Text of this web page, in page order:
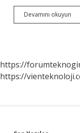
Devamını okuyun
Kaç
https://
https://